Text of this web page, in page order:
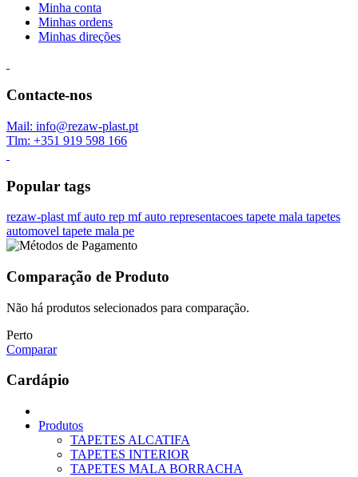
Minha conta
Minhas ordens
Minhas direções
Contacte-nos
Mail: info@rezaw-plast.pt
Tlm: +351 919 598 166
Popular tags
rezaw-plast mf auto rep mf auto representacoes tapete mala tapetes
automovel tapete mala pe
Comparação de Produto
Não há produtos selecionados para comparação.
Perto
Comparar
Cardápio
Produtos
TAPETES ALCATIFA
TAPETES INTERIOR
TAPETES MALA BORRACHA